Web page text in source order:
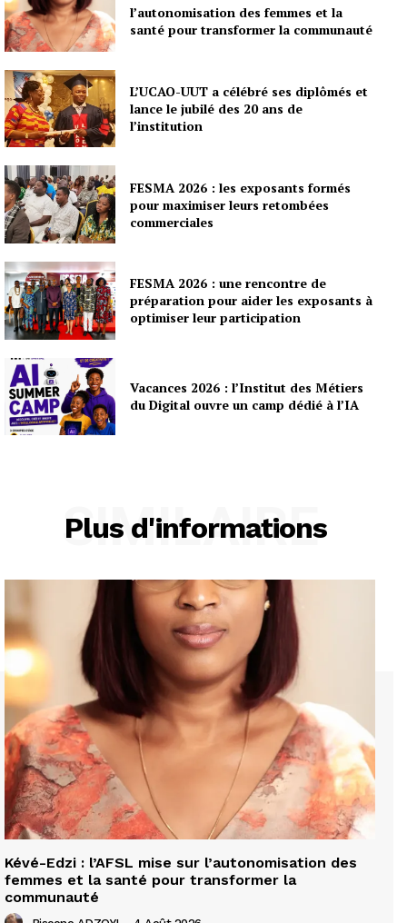
l’autonomisation des femmes et la
santé pour transformer la communauté
L’UCAO-UUT a célébré ses diplômés et
lance le jubilé des 20 ans de
l’institution
FESMA 2026 : les exposants formés
pour maximiser leurs retombées
commerciales
FESMA 2026 : une rencontre de
préparation pour aider les exposants à
optimiser leur participation
Vacances 2026 : l’Institut des Métiers
du Digital ouvre un camp dédié à l’IA
Plus d'informations
SIMILAIRE
Kévé-Edzi : l’AFSL mise sur l’autonomisation des
femmes et la santé pour transformer la
communauté